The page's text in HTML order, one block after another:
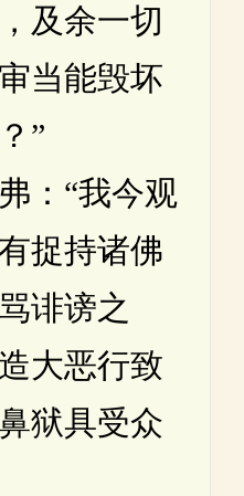
及余一切
当能毁坏
”
“我今观
捉持诸佛
诽谤之
大恶行致
狱具受众